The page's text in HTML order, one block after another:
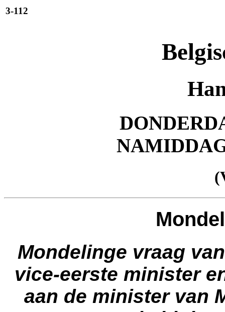
3-112
Mondelinge vraag
vice-eerste minister
aan de minister van